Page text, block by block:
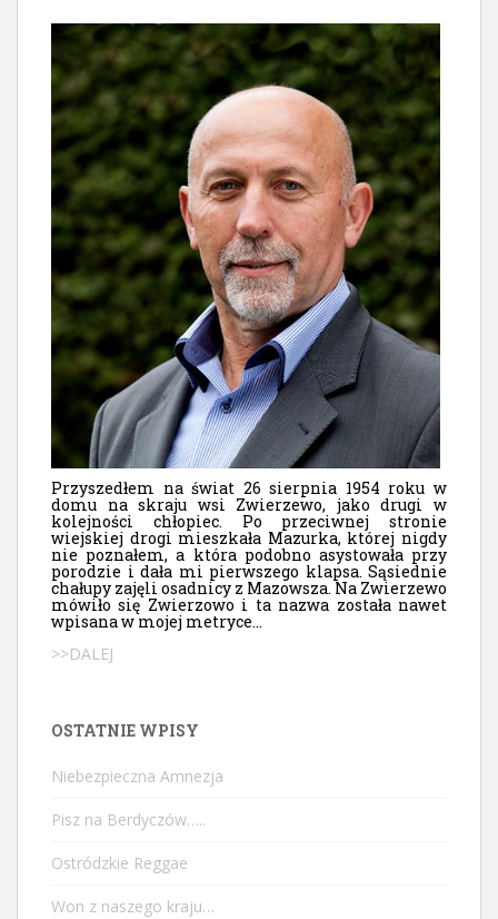
Przyszedłem na świat 26 sierpnia 1954 roku w
domu na skraju wsi Zwierzewo, jako drugi w
kolejności chłopiec. Po przeciwnej stronie
wiejskiej drogi mieszkała Mazurka, której nigdy
nie poznałem, a która podobno asystowała przy
porodzie i dała mi pierwszego klapsa. Sąsiednie
chałupy zajęli osadnicy z Mazowsza. Na Zwierzewo
mówiło się Zwierzowo i ta nazwa została nawet
wpisana w mojej metryce...
>>DALEJ
OSTATNIE WPISY
Niebezpieczna Amnezja
Pisz na Berdyczów…..
Ostródzkie Reggae
Won z naszego kraju…